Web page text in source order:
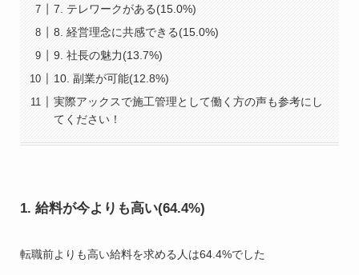
7. テレワークがある(15.0%)
8. 経営理念に共感できる(15.0%)
9. 社長の魅力(13.7%)
10. 副業が可能(12.8%)
実際アックスで施工管理として働く方の声も参考にし
てください！
1. 給料が今よりも高い(64.4%)
転職前よりも高い給料を求める人は64.4%でした